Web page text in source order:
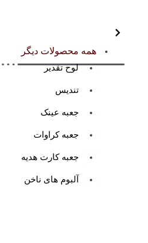
همه محصولات دیگر
لوح تقدیر
تندیس
جعبه عینک
جعبه کراوات
جعبه کارت هدیه
آلبوم های ناخن